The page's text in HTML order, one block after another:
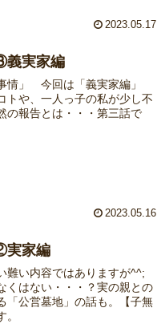
2023.05.17
実家編
情」 今回は「義実家編」
トや、一人っ子の私が少し不
の報告とは・・・第三話で
2023.05.16
実家編
難い内容ではありますが^^;
くはない・・・？実の親との
「公営墓地」の話も。【子無